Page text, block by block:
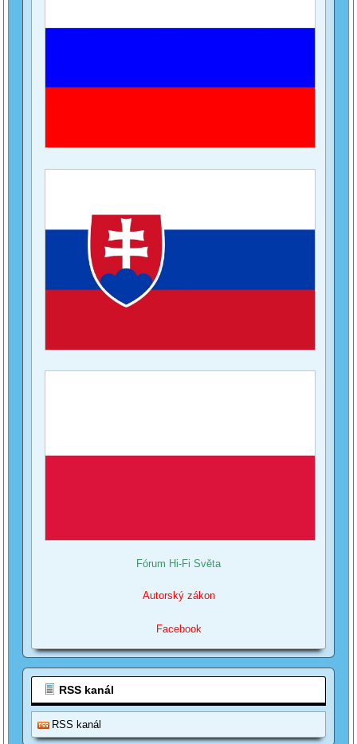
Fórum Hi-Fi Světa
Autorský zákon
Facebook
RSS kanál
RSS kanál